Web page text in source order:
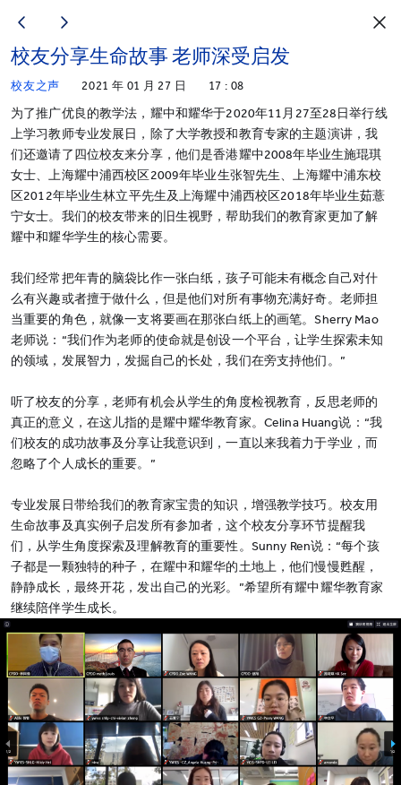
校友分享生命故事 老师深受启发
校友之声 2021 年 01 月 27 日 17 : 08
为了推广优良的教学法，耀中和耀华于2020年11月27至28日举行线
上学习教师专业发展日，除了大学教授和教育专家的主题演讲，我
们还邀请了四位校友来分享，他们是香港耀中2008年毕业生施琨琪
女士、上海耀中浦西校区2009年毕业生张智先生、上海耀中浦东校
区2012年毕业生林立平先生及上海耀中浦西校区2018年毕业生茹薏
宁女士。我们的校友带来的旧生视野，帮助我们的教育家更加了解
耀中和耀华学生的核心需要。
我们经常把年青的脑袋比作一张白纸，孩子可能未有概念自己对什
么有兴趣或者擅于做什么，但是他们对所有事物充满好奇。老师担
当重要的角色，就像一支将要画在那张白纸上的画笔。Sherry Mao
老师说：“我们作为老师的使命就是创设一个平台，让学生探索未知
的领域，发展智力，发掘自己的长处，我们在旁支持他们。”
听了校友的分享，老师有机会从学生的角度检视教育，反思老师的
真正的意义，在这儿指的是耀中耀华教育家。Celina Huang说：“我
们校友的成功故事及分享让我意识到，一直以来我着力于学业，而
忽略了个人成长的重要。”
专业发展日带给我们的教育家宝贵的知识，增强教学技巧。校友用
生命故事及真实例子启发所有参加者，这个校友分享环节提醒我
们，从学生角度探索及理解教育的重要性。Sunny Ren说：“每个孩
子都是一颗独特的种子，在耀中和耀华的土地上，他们慢慢甦醒，
静静成长，最终开花，发出自己的光彩。”希望所有耀中耀华教育家
继续陪伴学生成长。